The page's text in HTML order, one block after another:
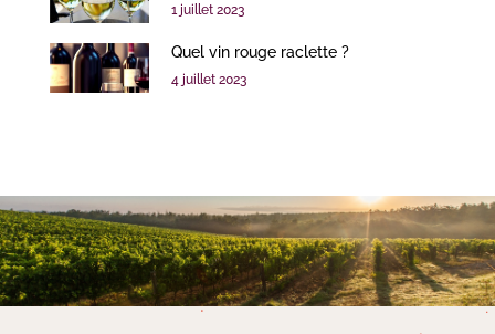
1 juillet 2023
Quel vin rouge raclette ?
4 juillet 2023